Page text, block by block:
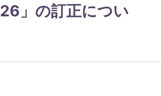
国際文化コース
東洋史コース
」の訂正につい